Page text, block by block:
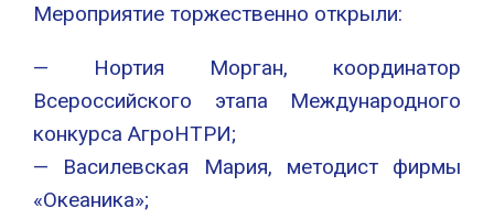
Мероприятие торжественно открыли:
— Нортия Морган, координатор
Всероссийского этапа Международного
конкурса АгроНТРИ;
— Василевская Мария, методист фирмы
«Океаника»;